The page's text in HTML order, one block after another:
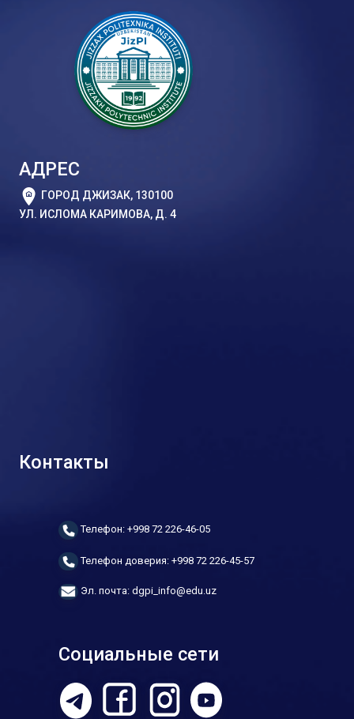
АДРЕС
ГОРОД ДЖИЗАК, 130100
УЛ. ИСЛОМА КАРИМОВА, Д. 4
Контакты
Телефон: +998 72 226-46-05
Телефон доверия: +998 72 226-45-57
Эл. почта: dgpi_info@edu.uz
Социальные сети